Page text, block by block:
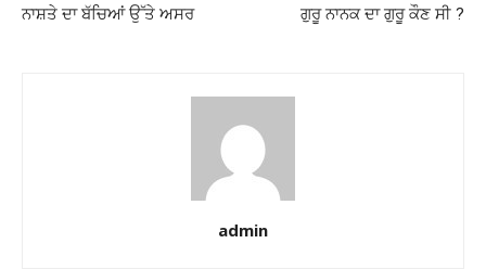
ਨਾਸ਼ਤੇ ਦਾ ਬੱਚਿਆਂ ਉੱਤੇ ਅਸਰ ਗੁਰੂ ਨਾਨਕ ਦਾ ਗੁਰੂ ਕੌਣ ਸੀ ?
admin